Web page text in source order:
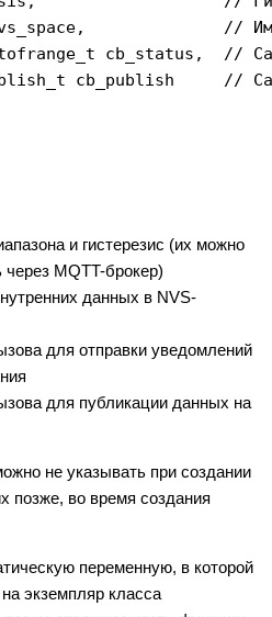
//
cb_status,  //
cb_publish     //
и гистерезис (их можно
MQTT-брокер)
данных в NVS-
для отправки уведомлений
для публикации данных на
не указывать при создании
позже, во время создания
переменную, в которой
экземпляр класса